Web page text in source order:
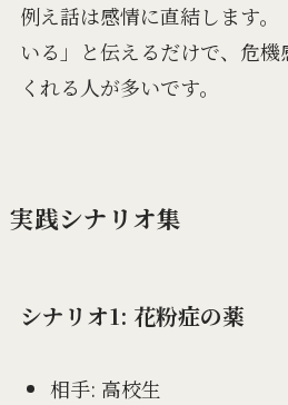
例え話は感情に直結します。
いる」と伝えるだけで、危
くれる人が多いです。
実践シナリオ集
シナリオ1: 花粉症の薬
相手: 高校生